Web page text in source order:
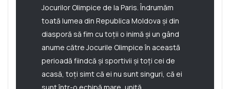
Jocurilor Olimpice de la Paris. Îndrumăm
toată lumea din Republica Moldova și din
diasporă să fim cu toții o inimă și un gând
anume către Jocurile Olimpice în această
perioadă fiindcă și sportivii și toți cei de
acasă, toți simt că ei nu sunt singuri, că ei